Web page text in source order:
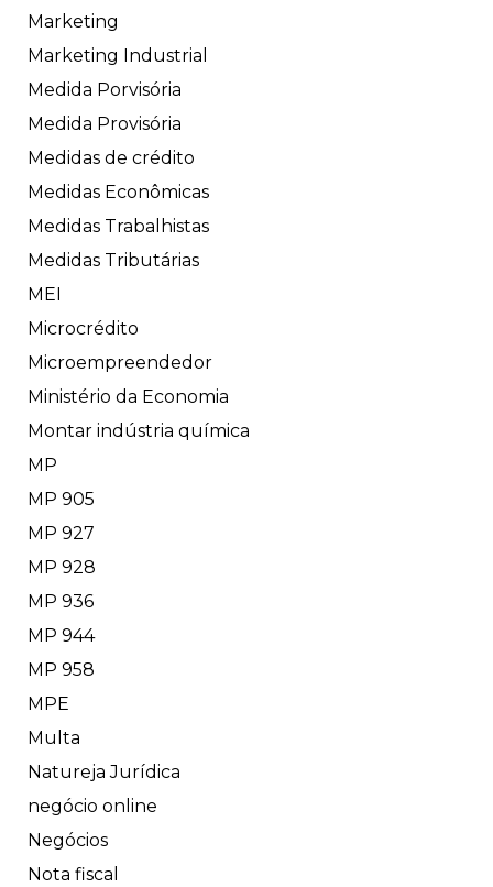
Marketing
Marketing Industrial
Medida Porvisória
Medida Provisória
Medidas de crédito
Medidas Econômicas
Medidas Trabalhistas
Medidas Tributárias
MEI
Microcrédito
Microempreendedor
Ministério da Economia
Montar indústria química
MP
MP 905
MP 927
MP 928
MP 936
MP 944
MP 958
MPE
Multa
Natureja Jurídica
negócio online
Negócios
Nota fiscal